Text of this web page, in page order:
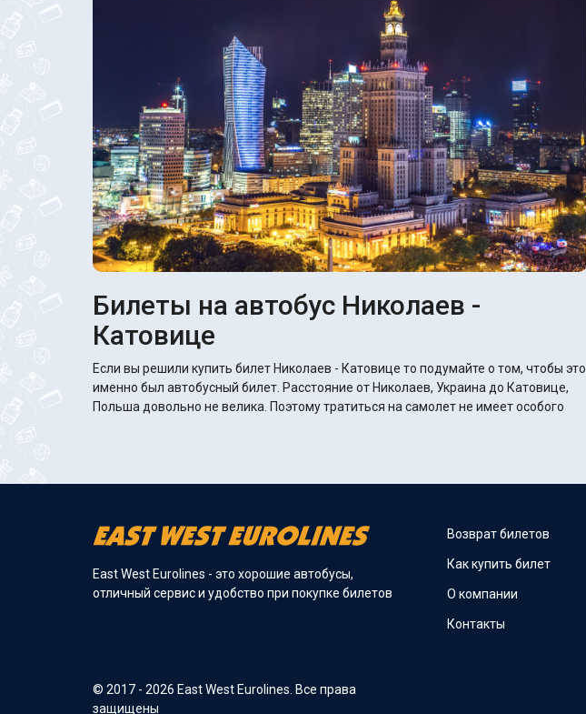
Билеты на автобус Николаев -
Катовице
Если вы решили купить билет Николаев - Катовице то подумайте о том, чтобы это
именно был автобусный билет. Расстояние от Николаев, Украина до Катовице,
Польша довольно не велика. Поэтому тратиться на самолет не имеет особого
East West Eurolines - это хорошие автобусы,
отличный сервис и удобство при покупке билетов
© 2017 - 2026 East West Eurolines. Все права
защищены
Возврат билетов
Как купить билет
О компании
Контакты